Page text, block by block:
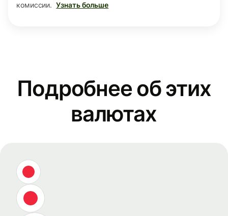
комиссии. Узнать больше
Подробнее об этих
валютах